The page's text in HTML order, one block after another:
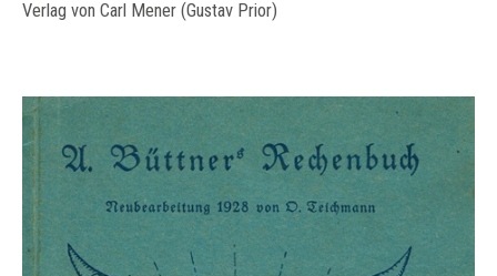
Verlag von Carl Mener (Gustav Prior)